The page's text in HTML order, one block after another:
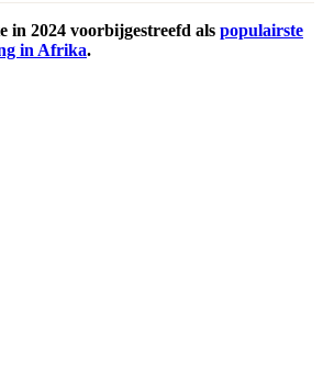
in 2024 voorbijgestreefd als populairste
in Afrika.